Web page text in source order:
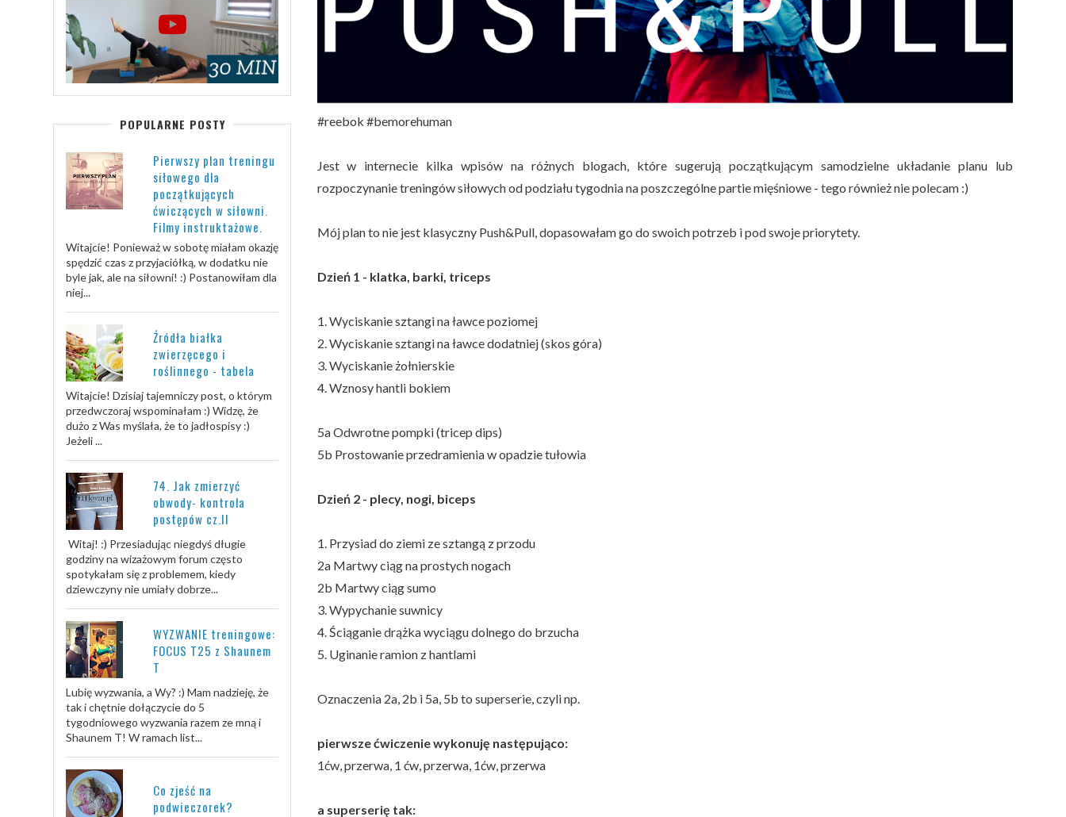
#reebok #bemorehuman
Jest w internecie kilka wpisów na różnych blogach, które sugerują początkującym samodzielne układanie planu lub
rozpoczynanie treningów siłowych od podziału tygodnia na poszczególne partie mięśniowe - tego również nie polecam :)
Mój plan to nie jest klasyczny Push&Pull, dopasowałam go do swoich potrzeb i pod swoje priorytety.
Dzień 1 - klatka, barki, triceps
1. Wyciskanie sztangi na ławce poziomej
2. Wyciskanie sztangi na ławce dodatniej (skos góra)
3. Wyciskanie żołnierskie
4. Wznosy hantli bokiem
5a Odwrotne pompki (tricep dips)
5b Prostowanie przedramienia w opadzie tułowia
Dzień 2 - plecy, nogi, biceps
1. Przysiad do ziemi ze sztangą z przodu
2a Martwy ciąg na prostych nogach
2b Martwy ciąg sumo
3. Wypychanie suwnicy
4. Ściąganie drążka wyciągu dolnego do brzucha
5. Uginanie ramion z hantlami
Oznaczenia 2a, 2b i 5a, 5b to superserie, czyli np.
pierwsze ćwiczenie wykonuję następująco:
1ćw, przerwa, 1 ćw, przerwa, 1ćw, przerwa
a superserię tak:
POPULARNE POSTY
Pierwszy plan treningu
siłowego dla
początkujących
ćwiczących w siłowni.
Filmy instruktażowe.
Witajcie! Ponieważ w sobotę miałam okazję
spędzić czas z przyjaciółką, w dodatku nie
byle jak, ale na siłowni! :) Postanowiłam dla
niej...
Źródła białka
zwierzęcego i
roślinnego - tabela
Witajcie! Dzisiaj tajemniczy post, o którym
przedwczoraj wspominałam :) Widzę, że
dużo z Was myślała, że to jadłospisy :)
Jeżeli ...
74. Jak zmierzyć
obwody- kontrola
postępów cz.II
Witaj! :) Przesiadując niegdyś długie
godziny na wizażowym forum często
spotykałam się z problemem, kiedy
dziewczyny nie umiały dobrze...
WYZWANIE treningowe:
FOCUS T25 z Shaunem
T
Lubię wyzwania, a Wy? :) Mam nadzieję, że
tak i chętnie dołączycie do 5
tygodniowego wyzwania razem ze mną i
Shaunem T! W ramach list...
Co zjeść na
podwieczorek?